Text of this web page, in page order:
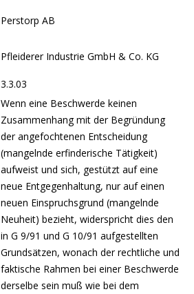
Perstorp AB
Pfleiderer Industrie GmbH & Co. KG
3.3.03
Wenn eine Beschwerde keinen
Zusammenhang mit der Begründung
der angefochtenen Entscheidung
(mangelnde erfinderische Tätigkeit)
aufweist und sich, gestützt auf eine
neue Entgegenhaltung, nur auf einen
neuen Einspruchsgrund (mangelnde
Neuheit) bezieht, widerspricht dies den
in G 9/91 und G 10/91 aufgestellten
Grundsätzen, wonach der rechtliche und
faktische Rahmen bei einer Beschwerde
derselbe sein muß wie bei dem